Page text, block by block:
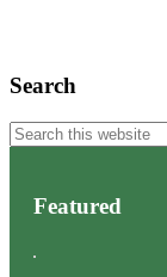
Primary
Sidebar
Search
Search
this
Featured